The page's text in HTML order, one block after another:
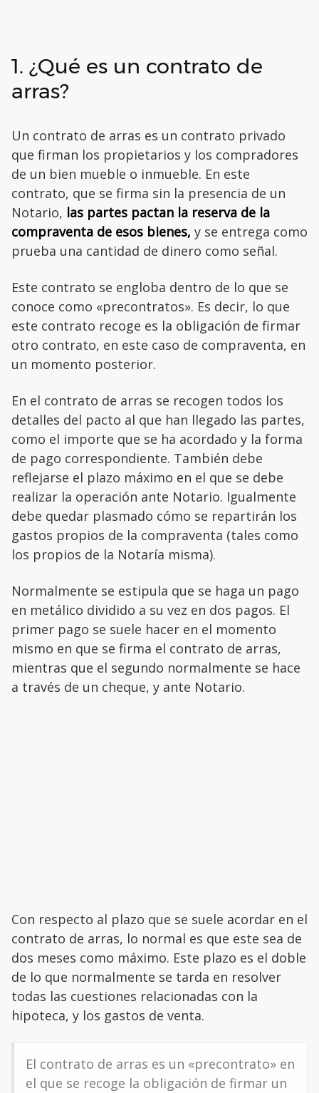
1. ¿Qué es un contrato de
arras?
Un contrato de arras es un contrato privado
que firman los propietarios y los compradores
de un bien mueble o inmueble. En este
contrato, que se firma sin la presencia de un
Notario, las partes pactan la reserva de la
compraventa de esos bienes, y se entrega como
prueba una cantidad de dinero como señal.
Este contrato se engloba dentro de lo que se
conoce como «precontratos». Es decir, lo que
este contrato recoge es la obligación de firmar
otro contrato, en este caso de compraventa, en
un momento posterior.
En el contrato de arras se recogen todos los
detalles del pacto al que han llegado las partes,
como el importe que se ha acordado y la forma
de pago correspondiente. También debe
reflejarse el plazo máximo en el que se debe
realizar la operación ante Notario. Igualmente
debe quedar plasmado cómo se repartirán los
gastos propios de la compraventa (tales como
los propios de la Notaría misma).
Normalmente se estipula que se haga un pago
en metálico dividido a su vez en dos pagos. El
primer pago se suele hacer en el momento
mismo en que se firma el contrato de arras,
mientras que el segundo normalmente se hace
a través de un cheque, y ante Notario.
Con respecto al plazo que se suele acordar en el
contrato de arras, lo normal es que este sea de
dos meses como máximo. Este plazo es el doble
de lo que normalmente se tarda en resolver
todas las cuestiones relacionadas con la
hipoteca, y los gastos de venta.
El contrato de arras es un «precontrato» en
el que se recoge la obligación de firmar un